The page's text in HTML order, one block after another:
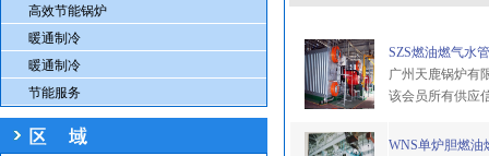
高效节能锅炉
暖通制冷
暖通制冷
节能服务
SZS燃油燃气水
广州天鹿锅炉有
该会员所有供应
WNS单炉胆燃油